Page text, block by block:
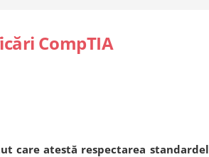
CompTIA
care atestă respectarea